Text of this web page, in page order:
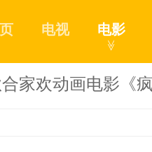
电视 电影
≫
家欢动画电影《